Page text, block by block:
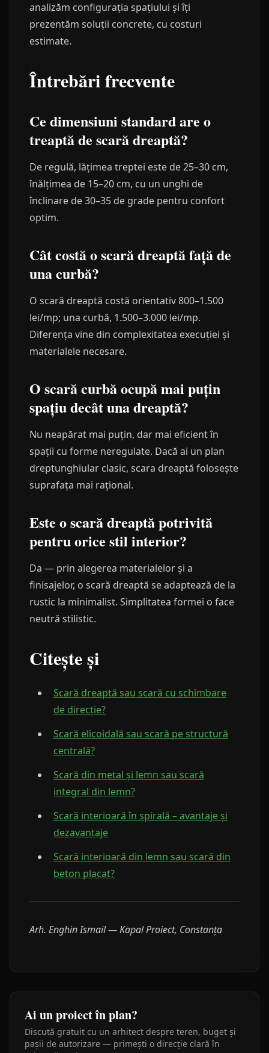
analizăm configurația spațiului și îți
prezentăm soluții concrete, cu costuri
estimate.
Întrebări frecvente
Ce dimensiuni standard are o
treaptă de scară dreaptă?
De regulă, lățimea treptei este de 25–30 cm,
înălțimea de 15–20 cm, cu un unghi de
înclinare de 30–35 de grade pentru confort
optim.
Cât costă o scară dreaptă față de
una curbă?
O scară dreaptă costă orientativ 800–1.500
lei/mp; una curbă, 1.500–3.000 lei/mp.
Diferența vine din complexitatea execuției și
materialele necesare.
O scară curbă ocupă mai puțin
spațiu decât una dreaptă?
Nu neapărat mai puțin, dar mai eficient în
spații cu forme neregulate. Dacă ai un plan
dreptunghiular clasic, scara dreaptă folosește
suprafața mai rațional.
Este o scară dreaptă potrivită
pentru orice stil interior?
Da — prin alegerea materialelor și a
finisajelor, o scară dreaptă se adaptează de la
rustic la minimalist. Simplitatea formei o face
neutră stilistic.
Citește și
Scară dreaptă sau scară cu schimbare
de direcție?
Scară elicoidală sau scară pe structură
centrală?
Scară din metal și lemn sau scară
integral din lemn?
Scară interioară în spirală – avantaje și
dezavantaje
Scară interioară din lemn sau scară din
beton placat?
Arh. Enghin Ismail — Kapal Proiect, Constanța
Ai un proiect în plan?
Discută gratuit cu un arhitect despre teren, buget și
pașii de autorizare — primești o direcție clară în